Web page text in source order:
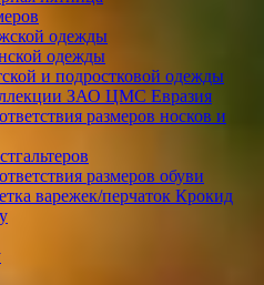
одежды
одежды
и подростковой одежды
ЗАО ЦМС Евразия
размеров носков и
размеров обуви
варежек/перчаток Крокид